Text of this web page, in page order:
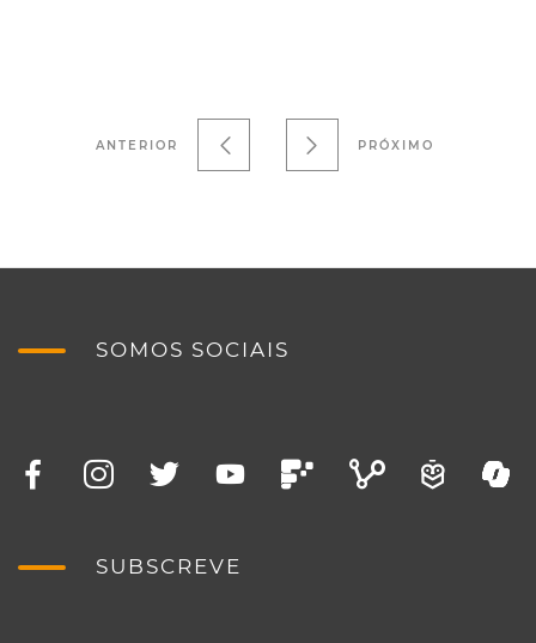
ANTERIOR PRÓXIMO
SOMOS SOCIAIS
SUBSCREVE